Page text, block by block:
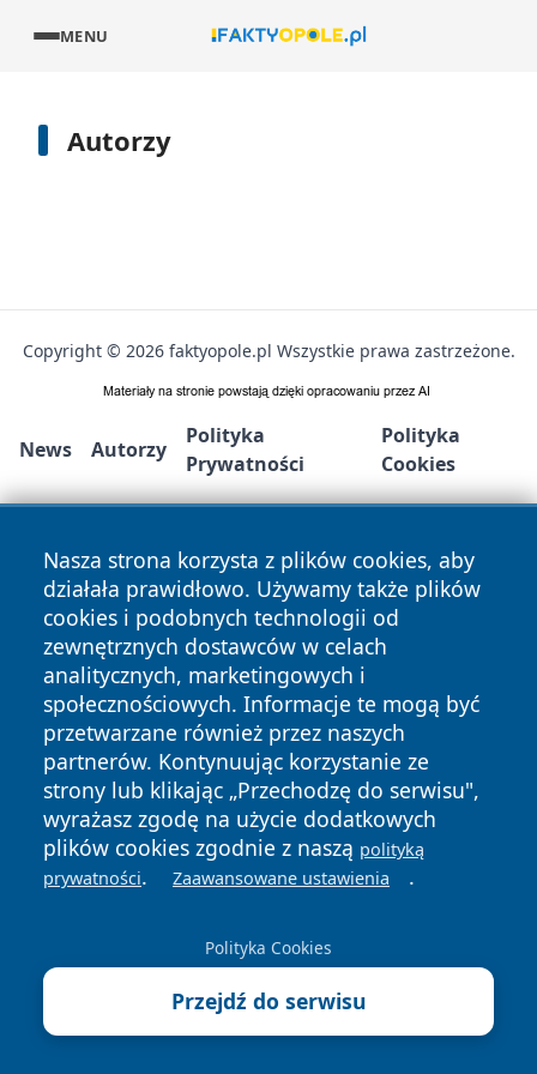
MENU
Autorzy
Nasza strona korzysta z plików cookies, aby
działała prawidłowo. Używamy także plików
cookies i podobnych technologii od
zewnętrznych dostawców w celach
analitycznych, marketingowych i
społecznościowych. Informacje te mogą być
przetwarzane również przez naszych
partnerów. Kontynuując korzystanie ze
strony lub klikając „Przechodzę do serwisu",
wyrażasz zgodę na użycie dodatkowych
plików cookies zgodnie z naszą polityką
prywatności. Zaawansowane ustawienia .
Polityka Cookies
Przejdź do serwisu
Copyright © 2026 faktyopole.pl Wszystkie prawa zastrzeżone.
News Autorzy
Polityka
Prywatności
Polityka
Cookies